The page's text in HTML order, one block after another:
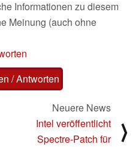
Informationen zu diesem
Meinung (auch ohne
/ Antworten
Neuere News
Intel veröffentlicht
Spectre-Patch für
⟩